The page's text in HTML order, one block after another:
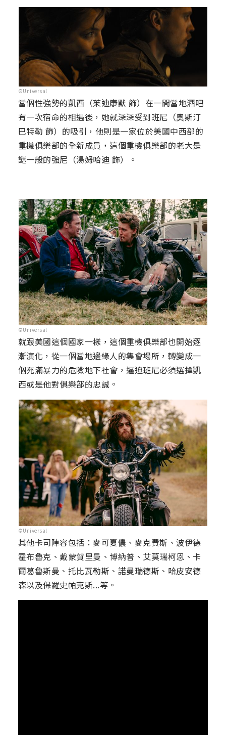
©Universal
當個性強勢的凱西（茱迪康默 飾）在一間當地酒吧
有一次宿命的相遇後，她就深深受到班尼（奧斯汀
巴特勒 飾）的吸引，他則是一家位於美國中西部的
重機俱樂部的全新成員，這個重機俱樂部的老大是
謎一般的強尼（湯姆哈迪 飾）。
©Universal
就跟美國這個國家一樣，這個重機俱樂部也開始逐
漸演化，從一個當地邊緣人的集會場所，轉變成一
個充滿暴力的危險地下社會，逼迫班尼必須選擇凱
西或是他對俱樂部的忠誠。
©Universal
其他卡司陣容包括：麥可夏儂、麥克費斯、波伊德
霍布魯克、戴蒙賀里曼、博納普、艾莫瑞柯恩、卡
爾葛魯斯曼、托比瓦勒斯、諾曼瑞德斯、哈皮安德
森以及保羅史帕克斯...等。